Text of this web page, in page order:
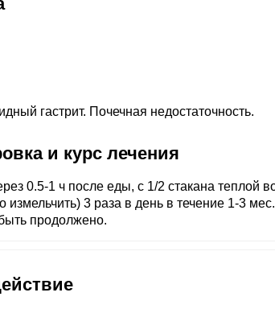
гастрит. Почечная недостаточность.
и курс лечения
0.5-1 ч после еды, с 1/2 стакана теплой
измельчить) 3 раза в день в течение 1-3
продолжено.